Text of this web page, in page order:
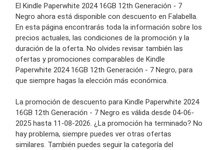
El Kindle Paperwhite 2024 16GB 12th Generación - 7
Negro ahora está disponible con descuento en Falabella.
En esta página encontrarás toda la información sobre los
precios actuales, las condiciones de la promoción y la
duración de la oferta. No olvides revisar también las
ofertas y promociones comparables de Kindle
Paperwhite 2024 16GB 12th Generación - 7 Negro, para
que siempre hagas la elección más económica.
La promoción de descuento para Kindle Paperwhite 2024
16GB 12th Generación - 7 Negro es válida desde 04-06-
2025 hasta 11-08-2026. ¿La promoción ha terminado? No
hay problema, siempre puedes ver otras ofertas
similares. También puedes seguir la categoría del